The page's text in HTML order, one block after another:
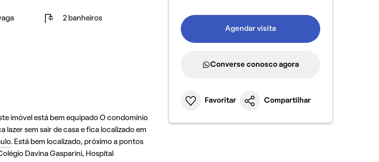
2 banheiros
imóvel está bem equipado O condomínio
sem sair de casa e fica localizado em
. Está bem localizado, próximo a pontos
Davina Gasparini, Hospital
Agendar visita
Converse conosco agora
Favoritar Compartilhar